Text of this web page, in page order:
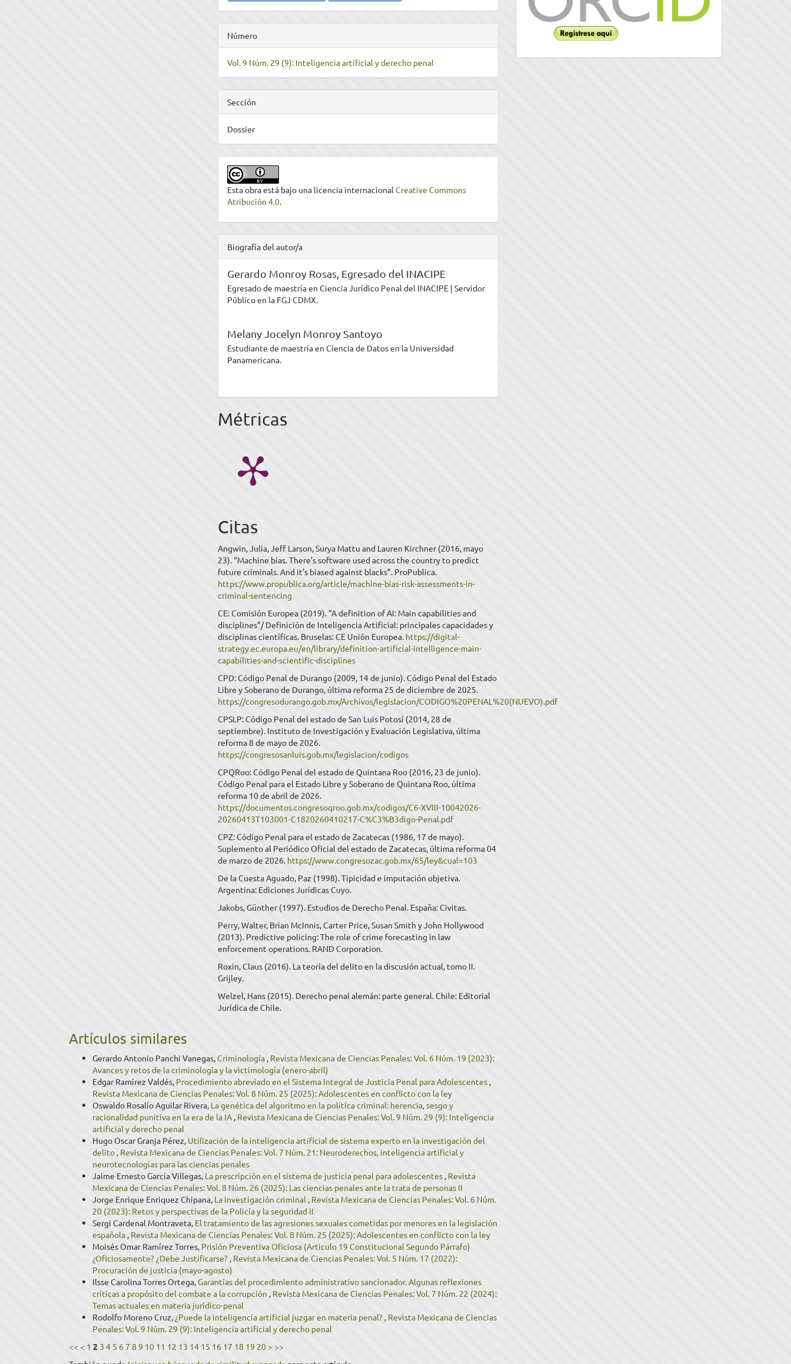
Número
Vol. 9 Núm. 29 (9): Inteligencia artificial y derecho penal
Sección
Dossier
Esta obra está bajo una licencia internacionalCreative Commons
Atribución 4.0.
Biografía del autor/a
Gerardo Monroy Rosas, Egresado del INACIPE
Egresado de maestría en Ciencia Jurídico Penal del INACIPE | Servidor
Público en la FGJ CDMX.
Melany Jocelyn Monroy Santoyo
Estudiante de maestría en Ciencia de Datos en la Universidad
Panamericana.
Métricas
Citas
Angwin, Julia, Jeff Larson, Surya Mattu and Lauren Kirchner (2016, mayo
23). “Machine bias. There’s software used across the country to predict
future criminals. And it’s biased against blacks”. ProPublica.
https://www.propublica.org/article/machine-bias-risk-assessments-in-
criminal-sentencing
CE: Comisión Europea (2019). “A definition of AI: Main capabilities and
disciplines”/ Definición de Inteligencia Artificial: principales capacidades y
disciplinas científicas. Bruselas: CE Unión Europea. https://digital-
strategy.ec.europa.eu/en/library/definition-artificial-intelligence-main-
capabilities-and-scientific-disciplines
CPD: Código Penal de Durango (2009, 14 de junio). Código Penal del Estado
Libre y Soberano de Durango, última reforma 25 de diciembre de 2025.
https://congresodurango.gob.mx/Archivos/legislacion/CODIGO%20PENAL%20(NUEVO).pdf
CPSLP: Código Penal del estado de San Luis Potosí (2014, 28 de
septiembre). Instituto de Investigación y Evaluación Legislativa, última
reforma 8 de mayo de 2026.
https://congresosanluis.gob.mx/legislacion/codigos
CPQRoo: Código Penal del estado de Quintana Roo (2016, 23 de junio).
Código Penal para el Estado Libre y Soberano de Quintana Roo, última
reforma 10 de abril de 2026.
https://documentos.congresoqroo.gob.mx/codigos/C6-XVIII-10042026-
20260413T103001-C1820260410217-C%C3%B3digo-Penal.pdf
CPZ: Código Penal para el estado de Zacatecas (1986, 17 de mayo).
Suplemento al Periódico Oficial del estado de Zacatecas, última reforma 04
de marzo de 2026. https://www.congresozac.gob.mx/65/ley&cual=103
De la Cuesta Aguado, Paz (1998). Tipicidad e imputación objetiva.
Argentina: Ediciones Jurídicas Cuyo.
Jakobs, Günther (1997). Estudios de Derecho Penal. España: Civitas.
Perry, Walter, Brian McInnis, Carter Price, Susan Smith y John Hollywood
(2013). Predictive policing: The role of crime forecasting in law
enforcement operations. RAND Corporation.
Roxin, Claus (2016). La teoría del delito en la discusión actual, tomo II.
Grijley.
Welzel, Hans (2015). Derecho penal alemán: parte general. Chile: Editorial
Jurídica de Chile.
Artículos similares
Gerardo Antonio Panchi Vanegas,Criminología , Revista Mexicana de Ciencias Penales: Vol. 6 Núm. 19 (2023):
Avances y retos de la criminología y la victimología (enero-abril)
Edgar Ramírez Valdés, Procedimiento abreviado en el Sistema Integral de Justicia Penal para Adolescentes ,
Revista Mexicana de Ciencias Penales: Vol. 8 Núm. 25 (2025): Adolescentes en conflicto con la ley
Oswaldo Rosalío Aguilar Rivera, La genética del algoritmo en la política criminal: herencia, sesgo y
racionalidad punitiva en la era de la IA , Revista Mexicana de Ciencias Penales: Vol. 9 Núm. 29 (9): Inteligencia
artificial y derecho penal
Hugo Oscar Granja Pérez, Utilización de la inteligencia artificial de sistema experto en la investigación del
delito , Revista Mexicana de Ciencias Penales: Vol. 7 Núm. 21: Neuroderechos, inteligencia artificial y
neurotecnologías para las ciencias penales
Jaime Ernesto García Villegas, La prescripción en el sistema de justicia penal para adolescentes , Revista
Mexicana de Ciencias Penales: Vol. 8 Núm. 26 (2025): Las ciencias penales ante la trata de personas II
Jorge Enrique Enriquez Chipana, La investigación criminal , Revista Mexicana de Ciencias Penales: Vol. 6 Núm.
20 (2023): Retos y perspectivas de la Policía y la seguridad II
Sergi Cardenal Montraveta, El tratamiento de las agresiones sexuales cometidas por menores en la legislación
española , Revista Mexicana de Ciencias Penales: Vol. 8 Núm. 25 (2025): Adolescentes en conflicto con la ley
Moisés Omar Ramírez Torres, Prisión Preventiva Oficiosa (Articulo 19 Constitucional Segundo Párrafo)
¿Oficiosamente? ¿Debe Justificarse? , Revista Mexicana de Ciencias Penales: Vol. 5 Núm. 17 (2022):
Procuración de justicia (mayo-agosto)
Ilsse Carolina Torres Ortega,Garantías del procedimiento administrativo sancionador. Algunas reflexiones
críticas a propósito del combate a la corrupción , Revista Mexicana de Ciencias Penales: Vol. 7 Núm. 22 (2024):
Temas actuales en materia jurídico-penal
Rodolfo Moreno Cruz, ¿Puede la inteligencia artificial juzgar en materia penal? , Revista Mexicana de Ciencias
Penales: Vol. 9 Núm. 29 (9): Inteligencia artificial y derecho penal
<< < 1 2 3 4 5 67 8 9 10 11 12 13 14 15 16 17 18 19 20 > >>